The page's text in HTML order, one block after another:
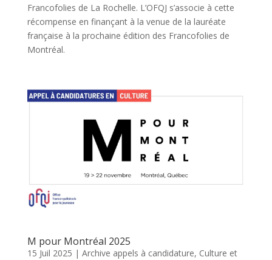
Francofolies de La Rochelle. L’OFQJ s’associe à cette
récompense en finançant à la venue de la lauréate
française à la prochaine édition des Francofolies de
Montréal.
M pour Montréal 2025
15 Juil 2025 | Archive appels à candidature, Culture et